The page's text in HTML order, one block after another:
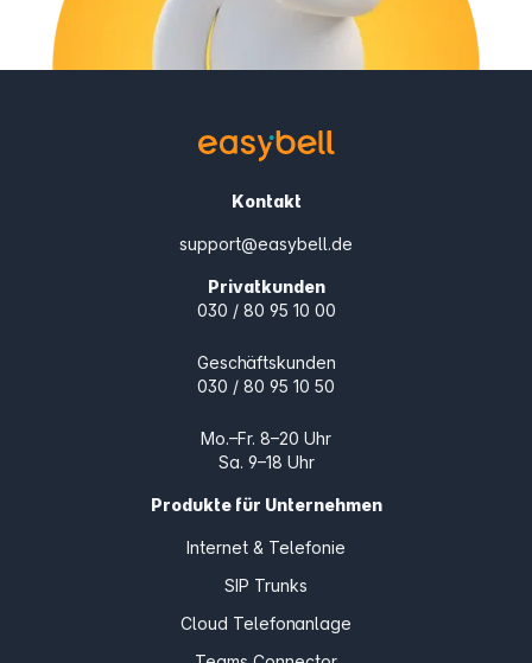
Kontakt
support@easybell.de
Privatkunden
030 / 80 95 10 00
Geschäftskunden
030 / 80 95 10 50
Mo.–Fr. 8–20 Uhr
Sa. 9–18 Uhr
Produkte für Unternehmen
Internet & Telefonie
SIP Trunks
Cloud Telefonanlage